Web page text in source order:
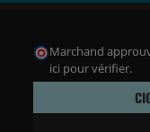
Marchand
ici pour vérifier.